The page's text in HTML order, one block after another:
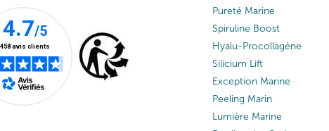
Pureté Marine
Spiruline Boost
Hyalu-Procollagène
Silicium Lift
Exception Marine
Peeling Marin
Lumière Marine